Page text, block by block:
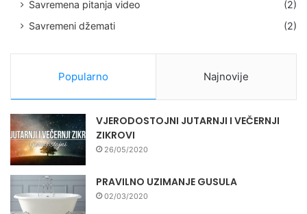
Savremena pitanja video
(2)
Savremeni džemati
(2)
Popularno Najnovije
VJERODOSTOJNI JUTARNJI I VEČERNJI
ZIKROVI
26/05/2020
PRAVILNO UZIMANJE GUSULA
02/03/2020